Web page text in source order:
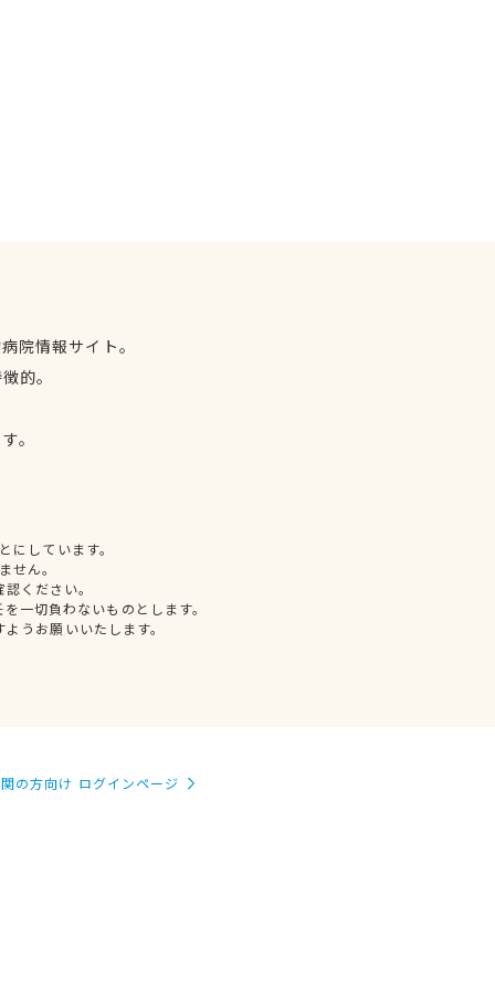
院情報サイト。
的。
。
しています。
せん。
ください。
一切負わないものとします。
うお願いいたします。
の方向け ログインページ